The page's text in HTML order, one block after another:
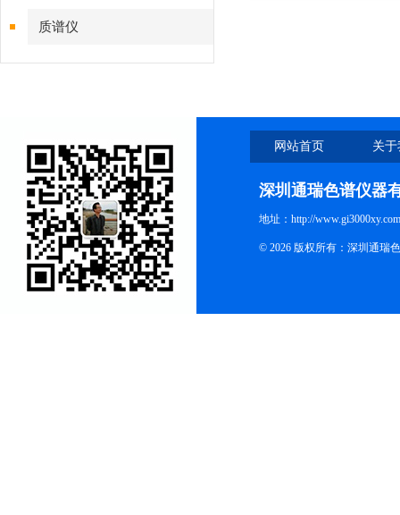
质谱仪
网站首页 关
深圳通瑞色谱仪器
地址：http://
© 2026 版权所有：深圳通瑞